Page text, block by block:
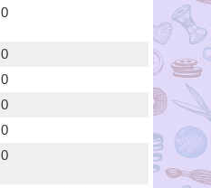
0
0
0
0
0
0